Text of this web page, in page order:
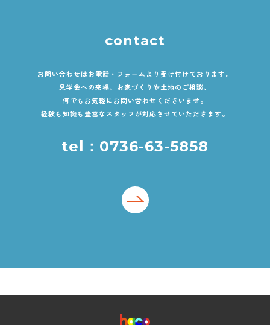
contact
お問い合わせはお電話・フォームより受け付けております。
見学会への来場、お家づくりや土地のご相談、
何でもお気軽にお問い合わせくださいませ。
経験も知識も豊富なスタッフが対応させていただきます。
tel：0736-63-5858